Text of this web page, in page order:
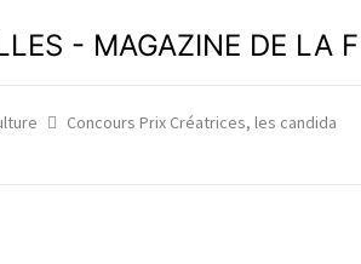
Concours Prix Créatrices, les candida